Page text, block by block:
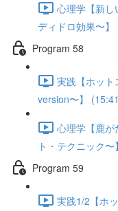
心理学【新し
ディドロ効果〜】
Program 58
実践【ホット
version〜】
心理学【鹿が
ト・テクニック
Program 59
実践1/2【ホ